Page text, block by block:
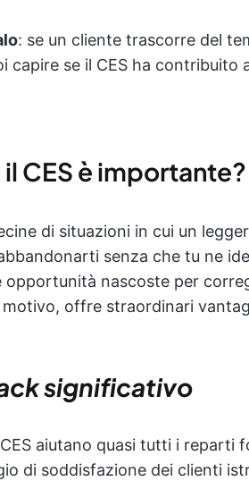
: se un cliente trascorre del
capire se il CES ha
il CES è importante?
di situazioni in cui un
senza che tu ne
opportunità nascoste per
offre straordinari
significativo
aiutano quasi tutti i reparti
di soddisfazione dei clienti